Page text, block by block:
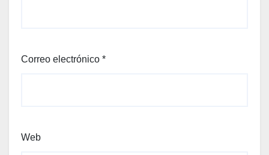
Correo electrónico *
Web